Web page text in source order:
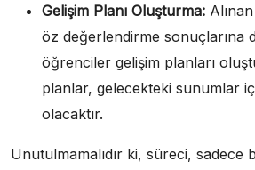
Gelişim Planı Oluşturma:
öz değerlendirme sonuçlarına
öğrenciler gelişim planları
planlar, gelecekteki sunumlar
olacaktır.
Unutulmamalıdır ki, süreci, sadece